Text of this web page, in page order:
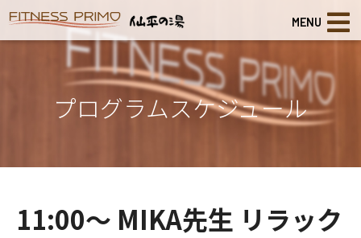
MENU
プログラムスケジュール
11:00～ MIKA先生 リラック